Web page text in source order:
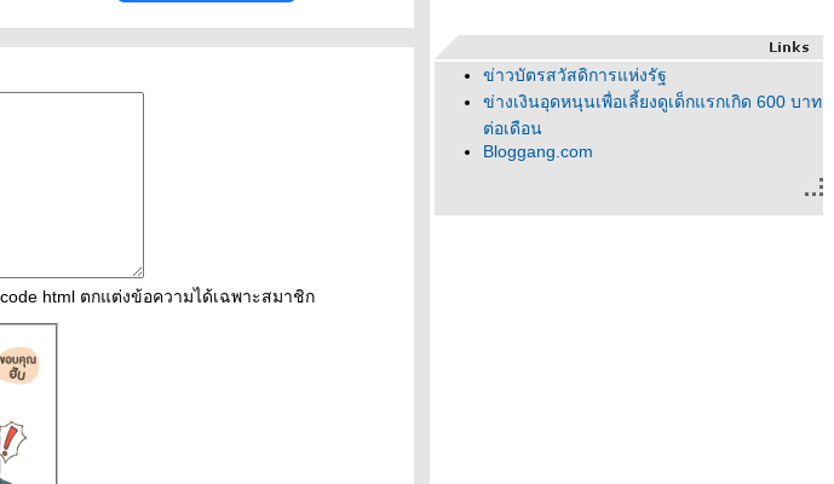
html ตกแต่งข้อความได้เฉพาะสมาชิก
ข่าวบัตรสวัสดิการแห่งรัฐ
ข่างเงินอุดหนุนเพื่อเลี้ยงดูเด็กแรกเกิด 600 บาท
ต่อเดือน
Bloggang.com